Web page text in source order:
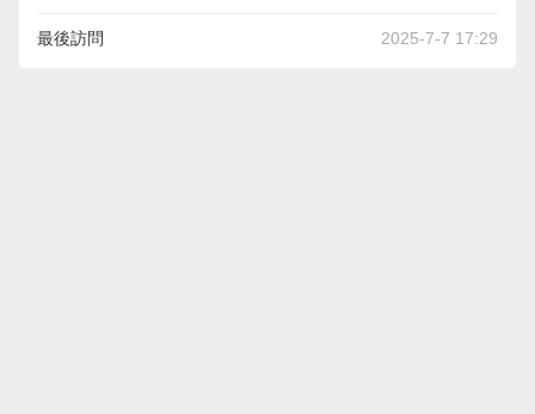
最後訪問 2025-7-7 17:29